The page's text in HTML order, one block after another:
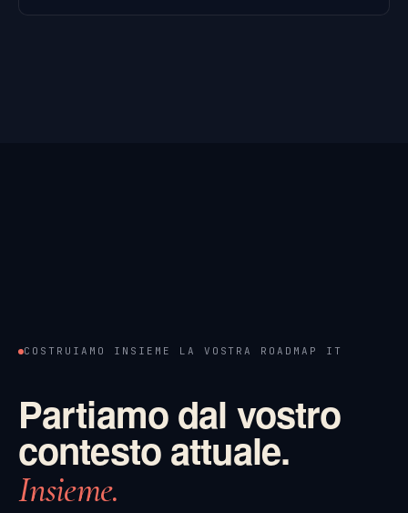
COSTRUIAMO INSIEME LA VOSTRA ROADMAP IT
Partiamo dal vostro
contesto attuale.
Insieme.